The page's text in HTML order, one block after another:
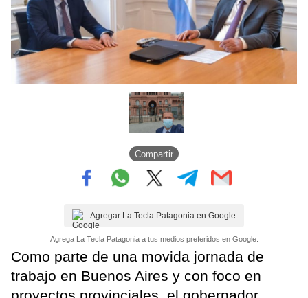
Compartir
Agregar La Tecla Patagonia en Google
Agrega La Tecla Patagonia a tus medios preferidos en Google.
Como parte de una movida jornada de
trabajo en Buenos Aires y con foco en